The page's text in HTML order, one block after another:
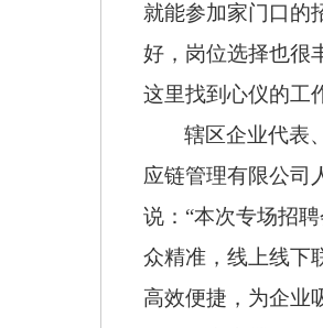
就能参加家门口的
好，岗位选择也很
这里找到心仪的工
辖区企业代表
应链管理有限公司
说：“本次专场招
众精准，线上线下
高效便捷，为企业